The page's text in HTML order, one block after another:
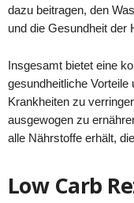
dazu beitragen, den
und die Gesundheit der
Insgesamt bietet eine
gesundheitliche
Krankheiten zu
ausgewogen zu
alle Nährstoffe erhält,
Low Carb